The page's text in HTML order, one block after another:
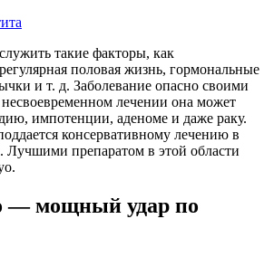
такие факторы, как
половая жизнь, гормональные
и т. д. Заболевание опасно своими
лечении она может
импотенции, аденоме и даже раку.
консервативному лечению в
Лучшими препаратом в этой области
— мощный удар по